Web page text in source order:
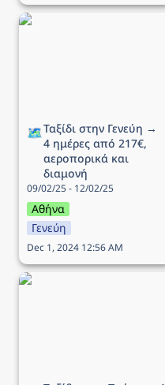
Ταξίδι στην Γενεύη → 4
🗺️Ταξίδι στην Γενεύη →
4 ημέρες από 217€,
αεροπορικά και
διαμονή
09/02/25 - 12/02/25
Αθήνα
Γενεύη
Dec 1, 2024 12:56 AM
Ταξίδι στην Πράγα → 4